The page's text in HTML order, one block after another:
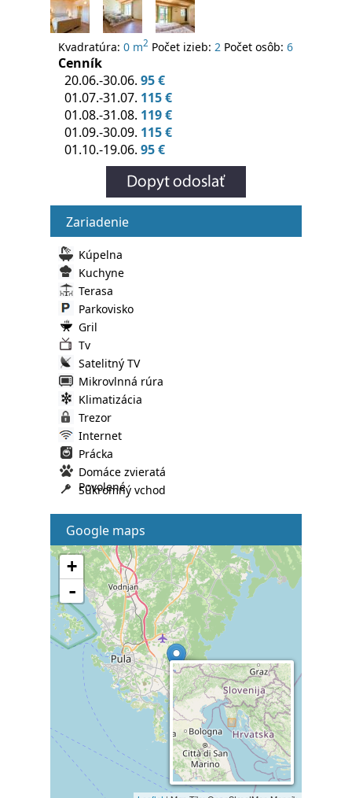
Kvadratúra: 0 m2 Počet izieb: 2 Počet osôb: 6
Cenník
20.06.-30.06. 95 €
01.07.-31.07. 115 €
01.08.-31.08. 119 €
01.09.-30.09. 115 €
01.10.-19.06. 95 €
Zariadenie
Kúpelna
Kuchyne
Terasa
Parkovisko
Gril
Tv
Satelitný TV
Mikrovlnná rúra
Klimatizácia
Trezor
Internet
Prácka
Domáce zvieratá
Povolené
Súkromný vchod
Google maps